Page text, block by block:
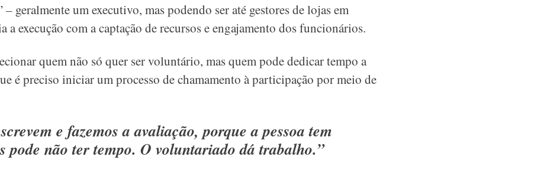
geralmente um executivo, mas podendo ser até gestores de lojas em
a execução com a captação de recursos e engajamento dos funcionários.
quem não só quer ser voluntário, mas quem pode dedicar tempo a
é preciso iniciar um processo de chamamento à participação por meio de
e fazemos a avaliação, porque a pessoa tem
pode não ter tempo. O voluntariado dá trabalho.”